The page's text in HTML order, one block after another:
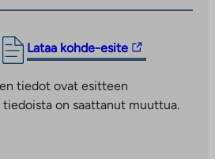
Lataa kohde-esite
Linkki
ulkopuoliseen
palveluun.
tiedot ovat esitteen
on saattanut muuttua.